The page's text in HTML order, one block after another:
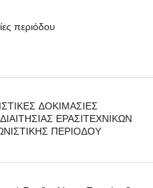
περιόδου
ΔΟΚΙΜΑΣΙΕΣ
ΕΡΑΣΙΤΕΧΝΙΚΩΝ
ΠΕΡΙΟΔΟΥ